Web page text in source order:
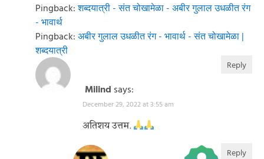
Pingback:शब्दयात्री - संत चोखामेळा - अबीर गुलाल उधळीत रंग
- भावार्थ
Pingback: अबीर गुलाल उधळीत रंग - भावार्थ - संत चोखामेळा |
शब्दयात्री
Milind says:
December 29, 2022 at 3:55 am
अतिशय उत्तम.
Reply
Reply